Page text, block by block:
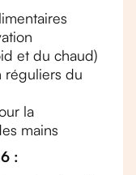
et du chaud)
réguliers du
la
mains
: